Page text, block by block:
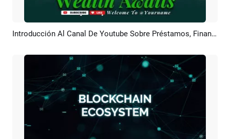
Previsualizar Crear IA Introducción Al Canal De Youtube Sobre Préstamos, Finanzas Y Riqueza